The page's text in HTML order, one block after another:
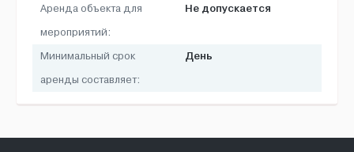
Аренда объекта для
мероприятий:
Не допускается
Минимальный срок
аренды составляет:
День